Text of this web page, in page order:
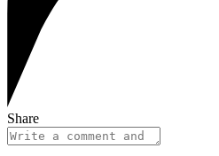
Share